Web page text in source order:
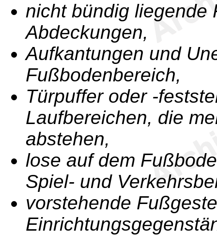
nicht bündig liegende
Abdeckungen,
Aufkantungen und
Fußbodenbereich,
Türpuffer oder -
Laufbereichen, die
abstehen,
lose auf dem
Spiel- und
vorstehende